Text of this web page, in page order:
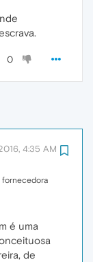
0
4:35 AM
fornecedora
é uma
de